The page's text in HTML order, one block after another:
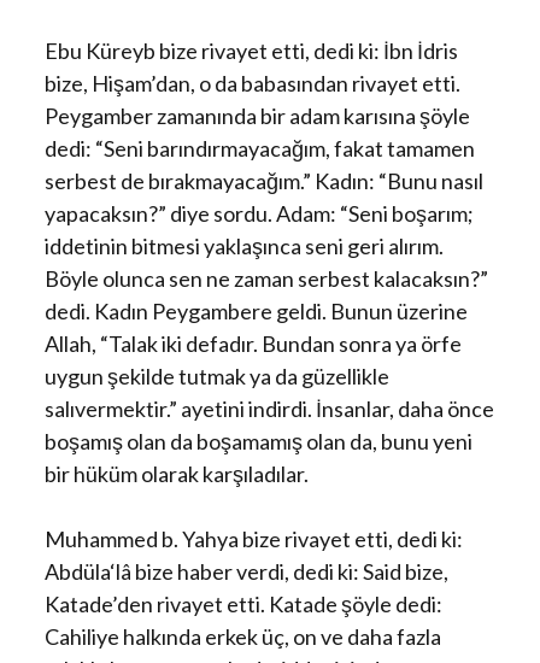
Ebu Küreyb bize rivayet etti, dedi ki: İbn İdris
bize, Hişam’dan, o da babasından rivayet etti.
Peygamber zamanında bir adam karısına şöyle
dedi: “Seni barındırmayacağım, fakat tamamen
serbest de bırakmayacağım.” Kadın: “Bunu nasıl
yapacaksın?” diye sordu. Adam: “Seni boşarım;
iddetinin bitmesi yaklaşınca seni geri alırım.
Böyle olunca sen ne zaman serbest kalacaksın?”
dedi. Kadın Peygambere geldi. Bunun üzerine
Allah, “Talak iki defadır. Bundan sonra ya örfe
uygun şekilde tutmak ya da güzellikle
salıvermektir.” ayetini indirdi. İnsanlar, daha önce
boşamış olan da boşamamış olan da, bunu yeni
bir hüküm olarak karşıladılar.
Muhammed b. Yahya bize rivayet etti, dedi ki:
Abdüla‘lâ bize haber verdi, dedi ki: Said bize,
Katade’den rivayet etti. Katade şöyle dedi:
Cahiliye halkında erkek üç, on ve daha fazla